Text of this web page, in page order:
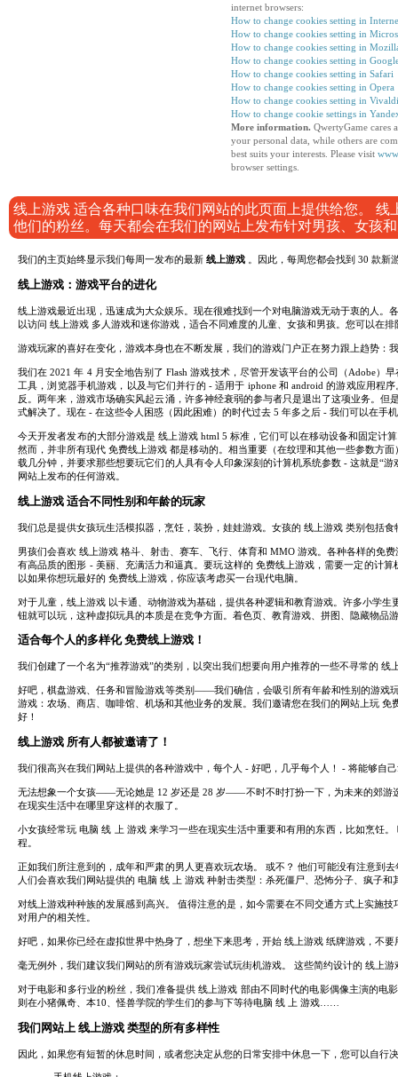
线上游戏 适合各种口味在我们网站的此页面上提供给您。
他们的粉丝。每天都会在我们的网站上发布针对男孩、女孩
我们的主页始终显示我们每周一发布的最新 线上游戏 。因此，每周您都会找到 30 款新
线上游戏：游戏平台的进化
线上游戏最近出现，迅速成为大众娱乐。现在很难找到一个对电脑游戏无动于衷的人
以访问 线上游戏 多人游戏和迷你游戏，适合不同难度的儿童、女孩和男孩。您可以在
游戏玩家的喜好在变化，游戏本身也在不断发展，我们的游戏门户正在努力跟上趋势
我们在 2021 年 4 月安全地告别了 Flash 游戏技术，尽管开发该平台的公司（Adobe
工具，浏览器手机游戏，以及与它们并行的 - 适用于 iphone 和 android 的游戏应用
反。两年来，游戏市场确实风起云涌，许多神经衰弱的参与者只是退出了这项业务。
式解决了。现在 - 在这些令人困惑（因此困难）的时代过去 5 年多之后 - 我们可以在手
今天开发者发布的大部分游戏是 线上游戏 html 5 标准，它们可以在移动设备和固定
然而，并非所有现代 免费线上游戏 都是移动的。相当重要（在纹理和其他一些参数方
载几分钟，并要求那些想要玩它们的人具有令人印象深刻的计算机系统参数 - 这就是“
网站上发布的任何游戏。
线上游戏 适合不同性别和年龄的玩家
我们总是提供女孩玩生活模拟器，烹饪，装扮，娃娃游戏。女孩的 线上游戏 类别包括
男孩们会喜欢 线上游戏 格斗、射击、赛车、飞行、体育和 MMO 游戏。各种各样的免
有高品质的图形 - 美丽、充满活力和逼真。要玩这样的 免费线上游戏，需要一定的计
以如果你想玩最好的 免费线上游戏，你应该考虑买一台现代电脑。
对于儿童，线上游戏 以卡通、动物游戏为基础，提供各种逻辑和教育游戏。许多小学
钮就可以玩，这种虚拟玩具的本质是在竞争方面。着色页、教育游戏、拼图、隐藏物
适合每个人的多样化 免费线上游戏！
我们创建了一个名为“推荐游戏”的类别，以突出我们想要向用户推荐的一些不寻常的
好吧，棋盘游戏、任务和冒险游戏等类别——我们确信，会吸引所有年龄和性别的游戏
游戏：农场、商店、咖啡馆、机场和其他业务的发展。我们邀请您在我们的网站上玩
好！
线上游戏 所有人都被邀请了！
我们很高兴在我们网站上提供的各种游戏中，每个人 - 好吧，几乎每个人！ - 将能够自
无法想象一个女孩——无论她是 12 岁还是 28 岁——不时不时打扮一下，为未来的郊游
在现实生活中在哪里穿这样的衣服了。
小女孩经常玩 电脑 线 上 游戏 来学习一些在现实生活中重要和有用的东西，比如烹饪
程。
正如我们所注意到的，成年和严肃的男人更喜欢玩农场。 或不？ 他们可能没有注意到
人们会喜欢我们网站提供的 电脑 线 上 游戏 种射击类型：杀死僵尸、恐怖分子、疯子和
对线上游戏种种族的发展感到高兴。 值得注意的是，如今需要在不同交通方式上实
对用户的相关性。
好吧，如果你已经在虚拟世界中热身了，想坐下来思考，开始 线上游戏 纸牌游戏，不
毫无例外，我们建议我们网站的所有游戏玩家尝试玩街机游戏。 这些简约设计的 线上
对于电影和多行业的粉丝，我们准备提供 线上游戏 部由不同时代的电影偶像主演的
则在小猪佩奇、本10、怪兽学院的学生们的参与下等待电脑 线 上 游戏……
我们网站上 线上游戏 类型的所有多样性
因此，如果您有短暂的休息时间，或者您决定从您的日常安排中休息一下，您可以自行
internet browsers:
How to change cookies setting in
How to change cookies setting in
How to change cookies setting in
How to change cookies setting in
How to change cookies setting in Safari
How to change cookies setting in Opera
How to change cookies setting in Vivaldi
How to change cookie settings in
More information. QwertyGame cares
your personal data, while others are
best suits your interests. Please visit
browser settings.